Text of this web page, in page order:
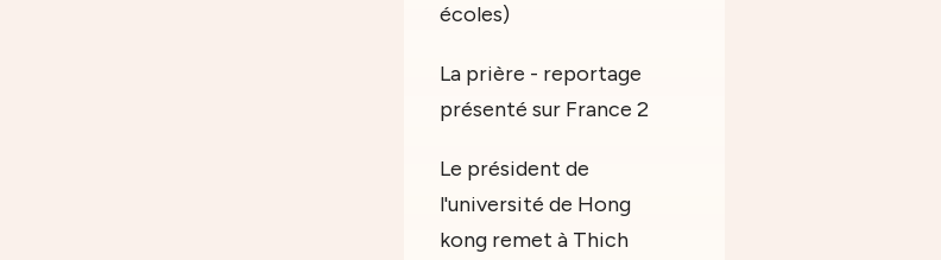
écoles)
La prière - reportage
présenté sur France 2
Le président de
l'université de Hong
kong remet à Thich